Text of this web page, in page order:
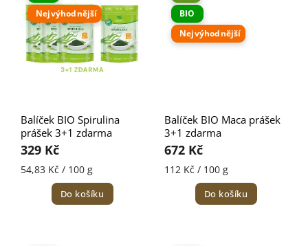
Nejvýhodnější
Balíček BIO Spirulina
prášek 3+1 zdarma
329 Kč
54,83 Kč / 100 g
Do košíku
BIO
Nejvýhodnější
Balíček BIO Maca prášek
3+1 zdarma
672 Kč
112 Kč / 100 g
Do košíku